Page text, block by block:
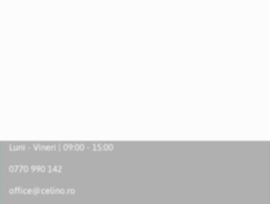
Luni - Vineri | 09:00 - 15:00
0770 990 142
office@celino.ro